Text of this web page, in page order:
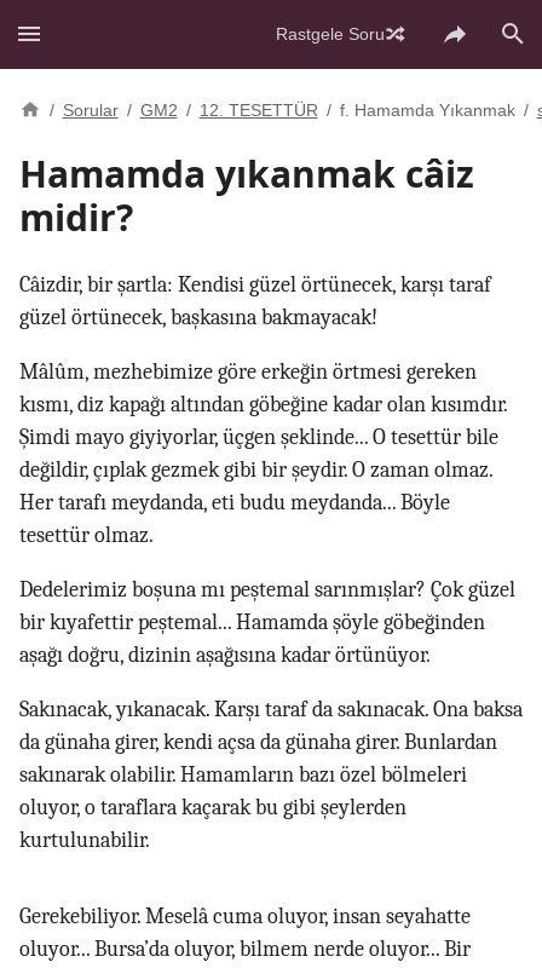
Rastgele Soru
/ Sorular / GM2 / 12. TESETTÜR / f. Hamamda Yıkanmak /
Hamamda yıkanmak câiz
midir?
Câizdir, bir şartla: Kendisi güzel örtünecek, karşı taraf
güzel örtünecek, başkasına bakmayacak!
Mâlûm, mezhebimize göre erkeğin örtmesi gereken
kısmı, diz kapağı altından göbeğine kadar olan kısımdır.
Şimdi mayo giyiyorlar, üçgen şeklinde... O tesettür bile
değildir, çıplak gezmek gibi bir şeydir. O zaman olmaz.
Her tarafı meydanda, eti budu meydanda... Böyle
tesettür olmaz.
Dedelerimiz boşuna mı peştemal sarınmışlar? Çok güzel
bir kıyafettir peştemal... Hamamda şöyle göbeğinden
aşağı doğru, dizinin aşağısına kadar örtünüyor.
Sakınacak, yıkanacak. Karşı taraf da sakınacak. Ona baksa
da günaha girer, kendi açsa da günaha girer. Bunlardan
sakınarak olabilir. Hamamların bazı özel bölmeleri
oluyor, o taraflara kaçarak bu gibi şeylerden
kurtulunabilir.
Gerekebiliyor. Meselâ cuma oluyor, insan seyahatte
oluyor... Bursa’da oluyor, bilmem nerde oluyor... Bir